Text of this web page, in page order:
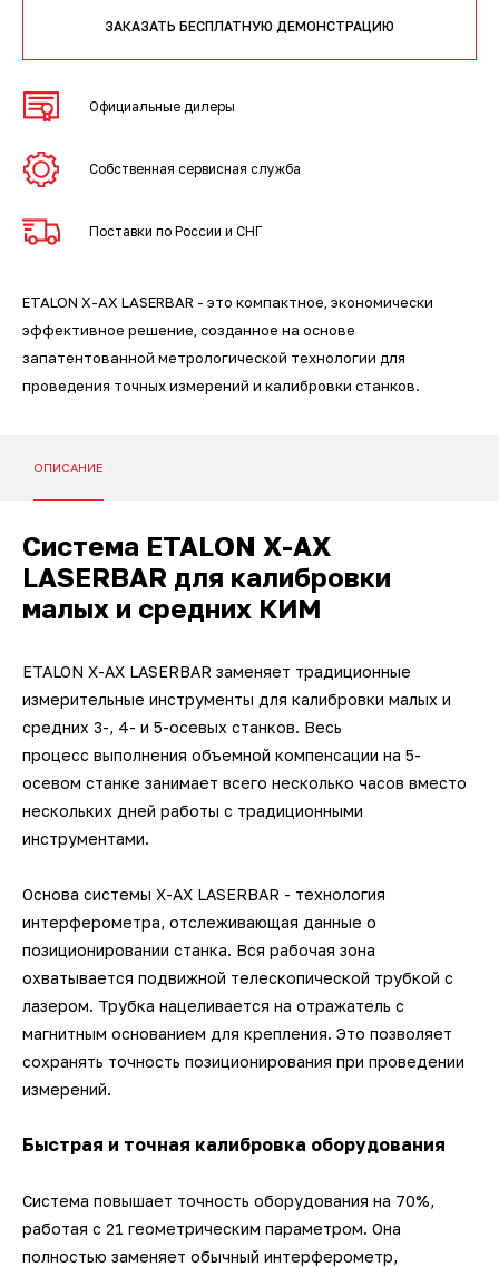
ЗАКАЗАТЬ БЕСПЛАТНУЮ ДЕМОНСТРАЦИЮ
Официальные дилеры
Собственная сервисная служба
Поставки по России и СНГ
ETALON X-AX LASERBAR - это компактное, экономически
эффективное решение, созданное на основе
запатентованной метрологической технологии для
проведения точных измерений и калибровки станков.
ОПИСАНИЕ
Система ETALON X-AX
LASERBAR для калибровки
малых и средних КИМ
ETALON X-AX LASERBAR заменяет традиционные
измерительные инструменты для калибровки малых и
средних 3-, 4- и 5-осевых станков. Весь
процесс выполнения объемной компенсации на 5-
осевом станке занимает всего несколько часов вместо
нескольких дней работы с традиционными
инструментами.
Основа системы X-AX LASERBAR - технология
интерферометра, отслеживающая данные о
позиционировании станка. Вся рабочая зона
охватывается подвижной телескопической трубкой с
лазером. Трубка нацеливается на отражатель с
магнитным основанием для крепления. Это позволяет
сохранять точность позиционирования при проведении
измерений.
Быстрая и точная калибровка оборудования
Система повышает точность оборудования на 70%,
работая с 21 геометрическим параметром. Она
полностью заменяет обычный интерферометр,
рук